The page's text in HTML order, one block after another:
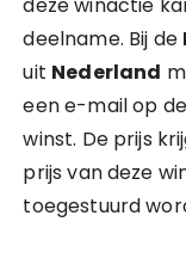
deelname. Bij de
uit Nederland
een e-mail op
winst. De prijs
prijs van deze
toegestuurd